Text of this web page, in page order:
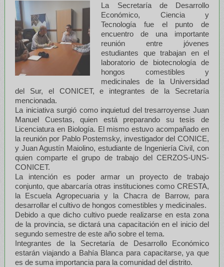
La Secretaría de Desarrollo
Económico, Ciencia y
Tecnología fue el punto de
encuentro de una importante
reunión entre jóvenes
estudiantes que trabajan en el
laboratorio de biotecnología de
hongos comestibles y
medicinales de la Universidad
del Sur, el CONICET, e integrantes de la Secretaría
mencionada.
La iniciativa surgió como inquietud del tresarroyense Juan
Manuel Cuestas, quien está preparando su tesis de
Licenciatura en Biología. El mismo estuvo acompañado en
la reunión por Pablo Postemsky, investigador del CONICE,
y Juan Agustín Maiolino, estudiante de Ingeniería Civil, con
quien comparte el grupo de trabajo del CERZOS-UNS-
CONICET.
La intención es poder armar un proyecto de trabajo
conjunto, que abarcaría otras instituciones como CRESTA,
la Escuela Agropecuaria y la Chacra de Barrow, para
desarrollar el cultivo de hongos comestibles y medicinales.
Debido a que dicho cultivo puede realizarse en esta zona
de la provincia, se dictará una capacitación en el inicio del
segundo semestre de este año sobre el tema.
Integrantes de la Secretaría de Desarrollo Económico
estarán viajando a Bahía Blanca para capacitarse, ya que
es de suma importancia para la comunidad del distrito.